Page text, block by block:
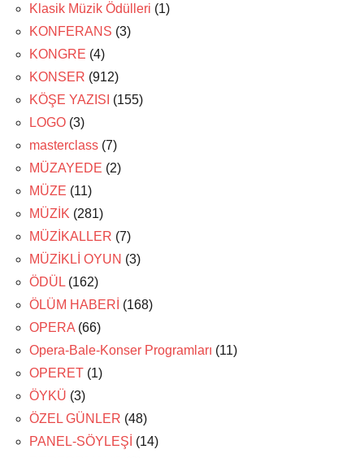
Klasik Müzik Ödülleri (1)
KONFERANS (3)
KONGRE (4)
KONSER (912)
KÖŞE YAZISI (155)
LOGO (3)
masterclass (7)
MÜZAYEDE (2)
MÜZE (11)
MÜZİK (281)
MÜZİKALLER (7)
MÜZİKLİ OYUN (3)
ÖDÜL (162)
ÖLÜM HABERİ (168)
OPERA (66)
Opera-Bale-Konser Programları (11)
OPERET (1)
ÖYKÜ (3)
ÖZEL GÜNLER (48)
PANEL-SÖYLEŞİ (14)